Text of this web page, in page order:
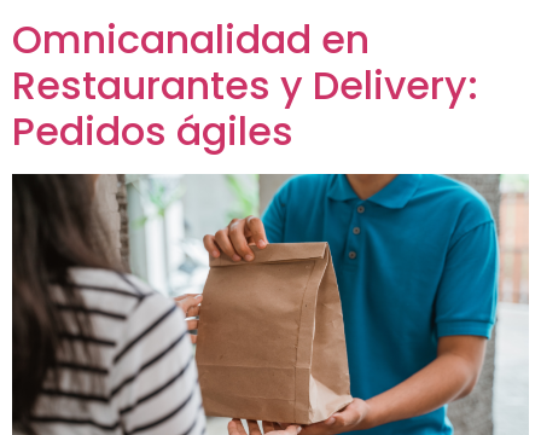
Omnicanalidad en
Restaurantes y Delivery:
Pedidos ágiles